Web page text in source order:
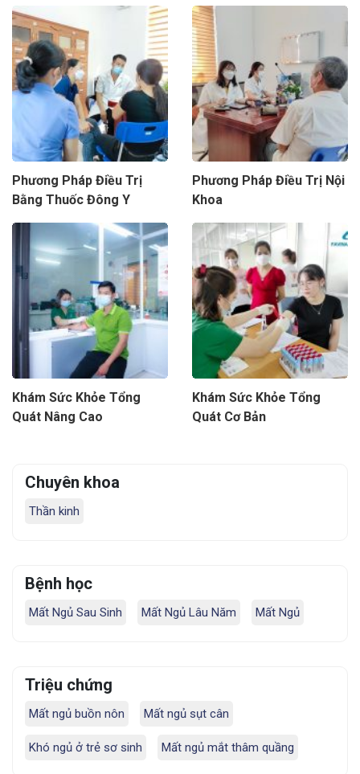
Phương Pháp Điều Trị
Bằng Thuốc Đông Y
Phương Pháp Điều Trị Nội
Khoa
Khám Sức Khỏe Tổng
Quát Nâng Cao
Khám Sức Khỏe Tổng
Quát Cơ Bản
Chuyên khoa
Thần kinh
Bệnh học
Mất Ngủ Sau Sinh Mất Ngủ Lâu Năm Mất Ngủ
Triệu chứng
Mất ngủ buồn nôn Mất ngủ sụt cân
Khó ngủ ở trẻ sơ sinh Mất ngủ mắt thâm quầng